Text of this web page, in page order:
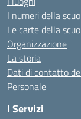
I numeri della
Le carte della
Organizzazione
La storia
Dati di contatto
Personale
I Servizi